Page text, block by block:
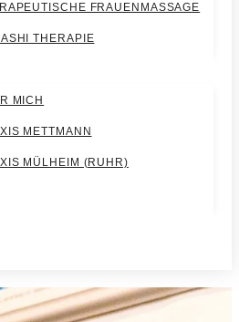
FRAUENMASSAGE
THERAPIE
MICH
METTMANN
MÜLHEIM (RUHR)